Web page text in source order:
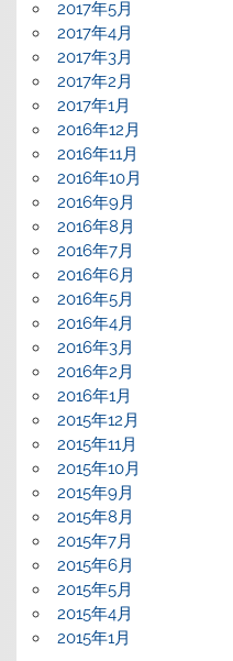
2017年5月
2017年4月
2017年3月
2017年2月
2017年1月
2016年12月
2016年11月
2016年10月
2016年9月
2016年8月
2016年7月
2016年6月
2016年5月
2016年4月
2016年3月
2016年2月
2016年1月
2015年12月
2015年11月
2015年10月
2015年9月
2015年8月
2015年7月
2015年6月
2015年5月
2015年4月
2015年1月